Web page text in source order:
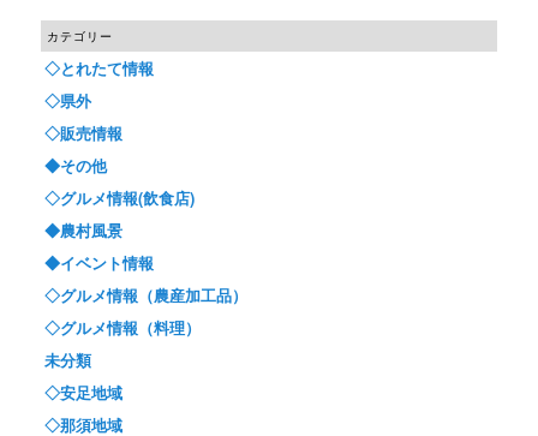
カテゴリー
◇とれたて情報
◇県外
◇販売情報
◆その他
◇グルメ情報(飲食店)
◆農村風景
◆イベント情報
◇グルメ情報（農産加工品）
◇グルメ情報（料理）
未分類
◇安足地域
◇那須地域